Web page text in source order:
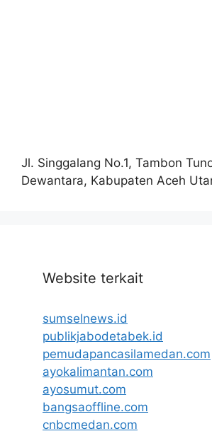
Jl. Singgalang No.1, Tambon
Dewantara, Kabupaten Aceh
Website terkait
sumselnews.id
publikjabodetabek.id
pemudapancasilamedan.com
ayokalimantan.com
ayosumut.com
bangsaoffline.com
cnbcmedan.com